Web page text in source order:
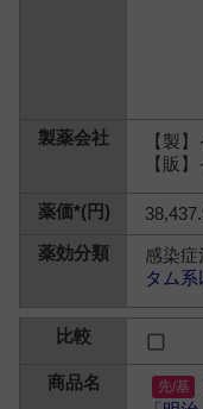
【製
【販
感染
タム系